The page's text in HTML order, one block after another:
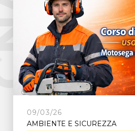
09/03/26
AMBIENTE E SICUREZZA